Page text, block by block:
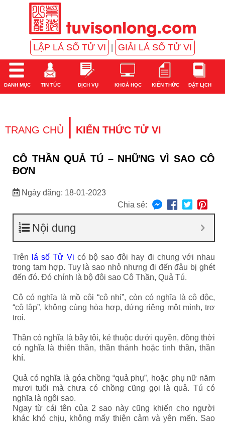
LẬP LÁ SỐ TỬ VI GIẢI LÁ SỐ TỬ VI
DANH MỤC TIN TỨC DỊCH VỤ KHOÁ HỌC KIẾN THỨC ĐẶT LỊCH
TRANG CHỦ | KIẾN THỨC TỬ VI
CÔ THẦN QUẢ TÚ – NHỮNG VÌ SAO CÔ
ĐƠN
Ngày đăng: 18-01-2023
Chia sẻ:
Nội dung
Trên lá số Tử Vi có bộ sao đôi hay đi chung với nhau
trong tam hợp. Tuy là sao nhỏ nhưng đi đến đâu bị ghét
đến đó. Đó chính là bộ đôi sao Cô Thần, Quả Tú.
Cô có nghĩa là mồ côi “cô nhi”, còn có nghĩa là cô độc,
“cô lập”, không cùng hòa hợp, đứng riêng một mình, trơ
trọi.
Thần có nghĩa là bầy tôi, kẻ thuộc dưới quyền, đồng thời
có nghĩa là thiên thần, thần thánh hoặc tinh thần, thần
khí.
Quả có nghĩa là góa chồng “quả phụ”, hoặc phụ nữ năm
mươi tuổi mà chưa có chồng cũng gọi là quả. Tú có
nghĩa là ngôi sao.
Ngay từ cái tên của 2 sao này cũng khiến cho người
khác khó chịu, không mấy thiện cảm và yên mến. Sao